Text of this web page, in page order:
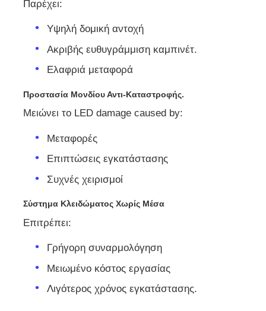
Παρέχει:
Υψηλή δομική αντοχή
Ακριβής ευθυγράμμιση καμπινέτ.
Ελαφριά μεταφορά
Προστασία Μονδίου Αντι-Καταστροφής.
Μειώνει το LED damage caused by:
Μεταφορές
Επιπτώσεις εγκατάστασης
Συχνές χειρισμοί
Σύστημα Κλειδώματος Χωρίς Μέσα
Επιτρέπει:
Γρήγορη συναρμολόγηση
Μειωμένο κόστος εργασίας
Λιγότερος χρόνος εγκατάστασης.